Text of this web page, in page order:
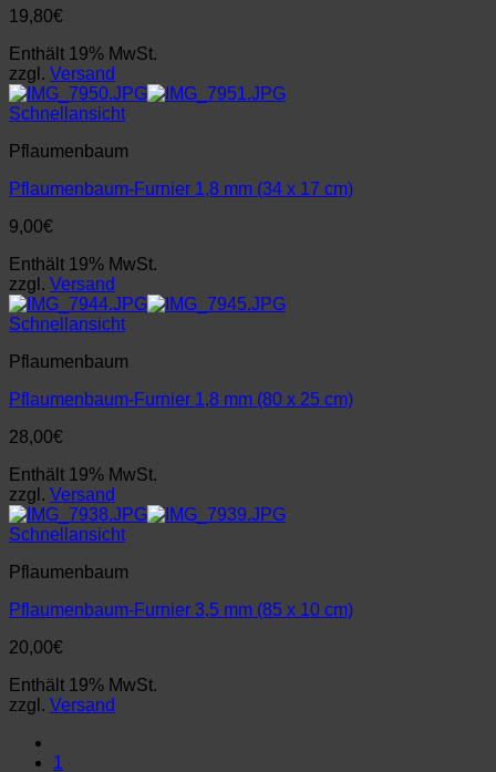
19,80€
Enthält 19% MwSt.
zzgl. Versand
Schnellansicht
Pflaumenbaum
Pflaumenbaum-Furnier 1,8 mm (34 x 17 cm)
9,00€
Enthält 19% MwSt.
zzgl. Versand
Schnellansicht
Pflaumenbaum
Pflaumenbaum-Furnier 1,8 mm (80 x 25 cm)
28,00€
Enthält 19% MwSt.
zzgl. Versand
Schnellansicht
Pflaumenbaum
Pflaumenbaum-Furnier 3,5 mm (85 x 10 cm)
20,00€
Enthält 19% MwSt.
zzgl. Versand
1